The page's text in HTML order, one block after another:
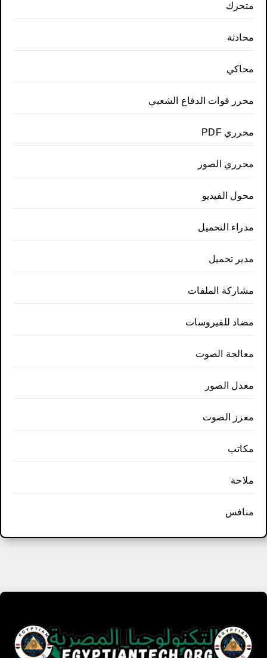
متحرك
محادثة
محاكي
محرر قوات الدفاع الشعبي
محرري PDF
محرري الصور
محول الفيديو
مدراء التحميل
مدير تحميل
مشاركة الملفات
مضاد للفيروسات
معالجة الصوت
معدل الصور
معزز الصوت
مكاتب
ملاحة
منافس